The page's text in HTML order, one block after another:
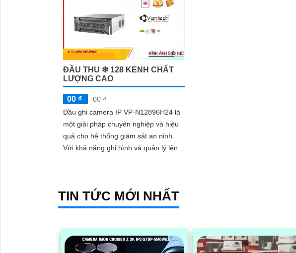
ĐẦU THU ❇ 128 KENH CHẤT
LƯỢNG CAO
00 ₫
00 ₫
Đầu ghi camera IP VP-N12896H24 là
một giải pháp chuyên nghiệp và hiệu
quả cho hệ thống giám sát an ninh.
Với khả năng ghi hình và quản lý lên
TIN TỨC MỚI NHẤT